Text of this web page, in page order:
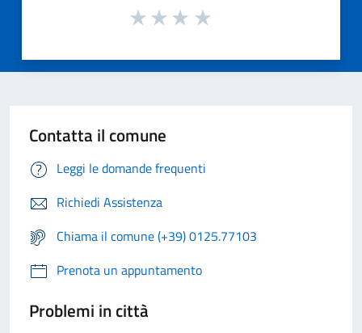
Contatta il comune
Leggi le domande frequenti
Richiedi Assistenza
Chiama il comune (+39) 0125.77103
Prenota un appuntamento
Problemi in città